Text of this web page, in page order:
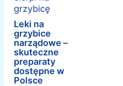
Leki na
grzybice
narządowe –
skuteczne
preparaty
dostępne w
Polsce